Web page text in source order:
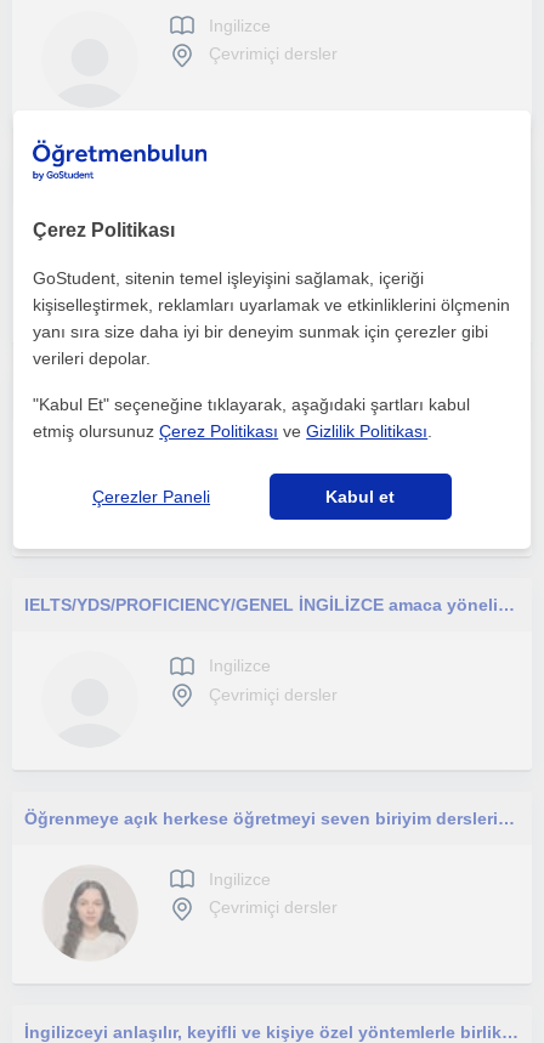
Ingilizce
Çevrimiçi dersler
Çevrimiçi dersler
IELTS/YDS/PROFICIENCY/GENEL İNGİLİZCE amaca yönelik online etkin dersler vermekteyim.
Ingilizce
Çevrimiçi dersler
Öğrenmeye açık herkese öğretmeyi seven biriyim derslerimi c1 seviyesine kadar herkese verebilirim
Ingilizce
Çevrimiçi dersler
İngilizceyi anlaşılır, keyifli ve kişiye özel yöntemlerle birlikte öğrenelim.
Çerez Politikası
GoStudent, sitenin temel işleyişini sağlamak, içeriği
kişiselleştirmek, reklamları uyarlamak ve etkinliklerini ölçmenin
yanı sıra size daha iyi bir deneyim sunmak için çerezler gibi
verileri depolar.
"Kabul Et" seçeneğine tıklayarak, aşağıdaki şartları kabul
etmiş olursunuzÇerez Politikası veGizlilik Politikası
Çerezler Paneli Kabul et